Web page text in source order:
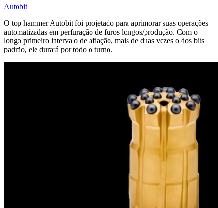
Autobit
O top hammer Autobit foi projetado para aprimorar suas operações
automatizadas em perfuração de furos longos/produção. Com o
longo primeiro intervalo de afiação, mais de duas vezes o dos bits
padrão, ele durará por todo o turno.